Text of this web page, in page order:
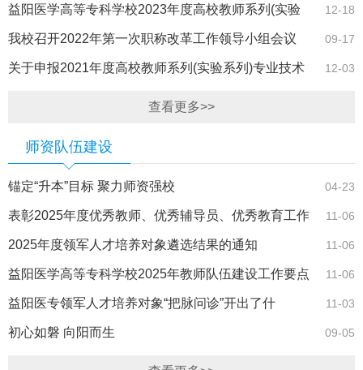
选的公示 12-18
益阳医学高等专科学校2023年度高校教师系列(实验
系列)高级、中级专业技术职称资格审查合格人员名单公示09-17
我校召开2022年第一次职称改革工作领导小组会议
12-03
关于申报2021年度高校教师系列(实验系列)专业技术
查看更多>>
师资队伍建设
04-23
锚定“升本”目标 聚力师资强校
11-06
表彰2025年度优秀教师、优秀辅导员、优秀教育工作
者的决定 11-06
2025年度领军人才培养对象遴选结果的通知
11-06
益阳医学高等专科学校2025年教师队伍建设工作要点
11-03
益阳医专领军人才培养对象“把脉问诊”开出了什
么“方”？70名骨干教师共探成长新路径 09-05
初心如磐 向阳而生